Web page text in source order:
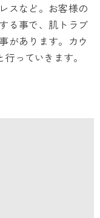
スなど。お客様の
る事で、肌トラブ
があります。カウ
っていきます。